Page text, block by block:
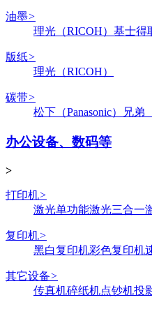
油墨>
理光（RICOH） 基士得
版纸>
理光（RICOH）
碳带>
松下（Panasonic）
兄弟
办公设备、数码等
>
打印机>
激光单功能激光三合一
复印机>
黑白复印机彩色复印机
其它设备>
传真机碎纸机点钞机投